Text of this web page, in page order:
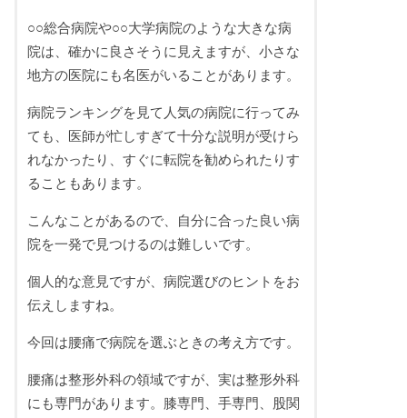
○○総合病院や○○大学病院のような大きな病
院は、確かに良さそうに見えますが、小さな
地方の医院にも名医がいることがあります。
病院ランキングを見て人気の病院に行ってみ
ても、医師が忙しすぎて十分な説明が受けら
れなかったり、すぐに転院を勧められたりす
ることもあります。
こんなことがあるので、自分に合った良い病
院を一発で見つけるのは難しいです。
個人的な意見ですが、病院選びのヒントをお
伝えしますね。
今回は腰痛で病院を選ぶときの考え方です。
腰痛は整形外科の領域ですが、実は整形外科
にも専門があります。膝専門、手専門、股関